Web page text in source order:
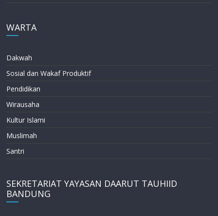
WARTA
Dakwah
Sosial dan Wakaf Produktif
Pendidikan
Wirausaha
Kultur Islami
Muslimah
Santri
SEKRETARIAT YAYASAN DAARUT TAUHIID
BANDUNG